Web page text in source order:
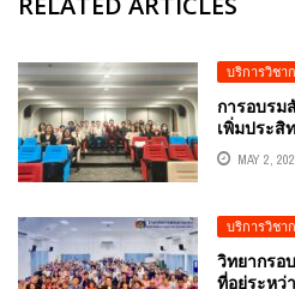
บริการวิชา
การอบรม
เพิ่มประสิ
อีคอมเมิร์
ด้านการต
ชัย สุขสีด
MAY 2,
บริการวิชา
วิทยากรอ
ที่อยู่ระหว่